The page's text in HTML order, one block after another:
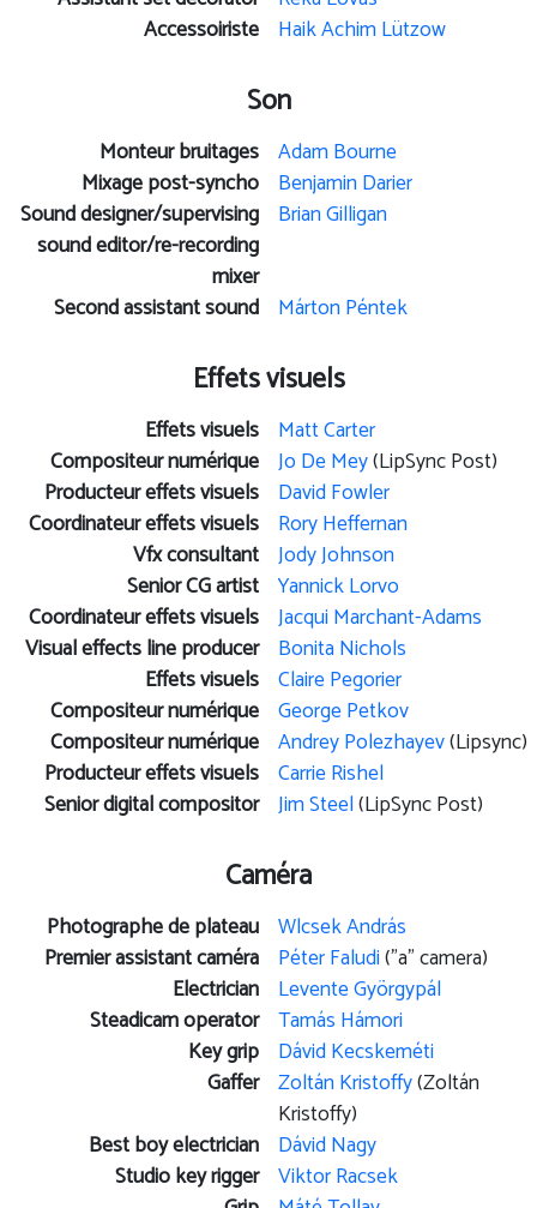
Accessoiriste Haik Achim Lützow
Son
Monteur bruitages Adam Bourne
Mixage post-syncho Benjamin Darier
Sound designer/supervising
sound editor/re-recording
mixer
Brian Gilligan
Second assistant sound Márton Péntek
Effets visuels
Effets visuels Matt Carter
Compositeur numérique Jo De Mey(LipSync Post)
Producteur effets visuels David Fowler
Coordinateur effets visuels Rory Heffernan
Vfx consultant Jody Johnson
Senior CG artist Yannick Lorvo
Coordinateur effets visuels Jacqui Marchant-Adams
Visual effects line producer Bonita Nichols
Effets visuels Claire Pegorier
Compositeur numérique George Petkov
Compositeur numérique Andrey Polezhayev(Lipsync)
Producteur effets visuels Carrie Rishel
Senior digital compositor Jim Steel(LipSync Post)
Caméra
Photographe de plateau Wlcsek András
Premier assistant caméra Péter Faludi("a" camera)
Electrician Levente Györgypál
Steadicam operator Tamás Hámori
Key grip Dávid Kecskeméti
Gaffer Zoltán Kristoffy(Zoltán
Kristoffy)
Best boy electrician Dávid Nagy
Studio key rigger Viktor Racsek